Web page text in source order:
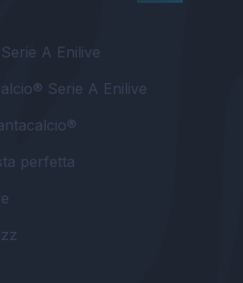
A Enilive
Serie A Enilive
perfetta